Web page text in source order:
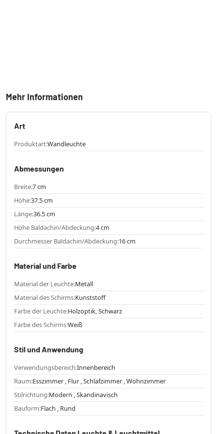
Mehr Informationen
Art
Produktart:Wandleuchte
Abmessungen
Breite:7 cm
Höhe:37.5 cm
Länge:36.5 cm
Höhe Baldachin/Abdeckung:4 cm
Durchmesser Baldachin/Abdeckung:16 cm
Material und Farbe
Material der Leuchte:Metall
Material des Schirms:Kunststoff
Farbe der Leuchte:Holzoptik, Schwarz
Farbe des Schirms:Weiß
Stil und Anwendung
Verwendungsbereich:Innenbereich
Raum:Esszimmer , Flur , Schlafzimmer , Wohnzimmer
Stilrichtung:Modern , Skandinavisch
Bauform:Flach , Rund